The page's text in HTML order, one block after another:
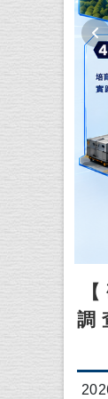
調
日